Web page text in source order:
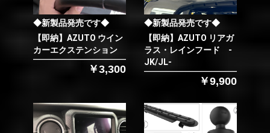
◆新製品発売です◆
【即納】AZUTO ウイン
カーエクステンション
￥3,300
◆新製品発売です◆
【即納】AZUTO リアガ
ラス・レインフード -
JK/JL-
￥9,900